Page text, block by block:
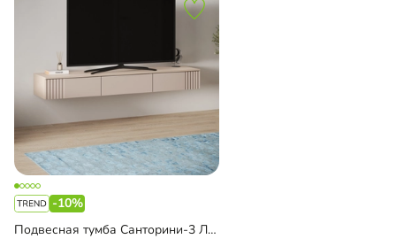
-10%
Подвесная тумба Санторини-3 Лайф